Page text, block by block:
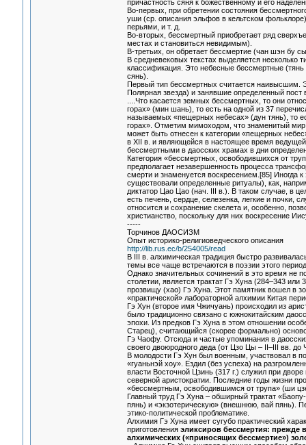
причастность сяня к божественному и его
Во-первых, при обретении состояния
уши (ср. описания эльфов в кельтском
перьями, и т. д.
Во-вторых, бессмертный приобретает ряд
местах и становиться невидимым).
В-третьих, он обретает бессмертие (чан шэн бу
В средневековых текстах выделяется несколько
классификация. Это небесные бессмертные
сянь).
Первый тип бессмертных считается
Полярная звезда) и занявшие определенный пост
....Что касается земных бессмертных, то они
горах» (мин шань), то есть на одной из 37
называемых «пещерных небесах» (дун тянь), то
горах». Отметим мимоходом, что знаменитый
может быть отнесен к категории «пещерных
в XII в. и являющейся в настоящее время
бессмертными в даосских храмах в дни
Категория «бессмертных, освободившихся от
предполагает незавершенность процесса
смерти и знаменуется воскресением.[85] Иногда
существовали определенные ритуалы), как,
диктатор Цао Цао (нач. III в.). В таком случае, в
есть печень, сердце, селезенка, легкие и почки,
относится и сохранение скелета и, особенно,
христианство, поскольку для них воскресение
-----
Торчинов ДАОСИЗМ
Опыт историко-религиоведческого описания
http://lib.rus.ec/b/254005/read
В III в. алхимическая традиция быстро
темы все чаще встречаются в поэзии этого
Однако значительных сочинений в это время
столетии, является трактат Гэ Хуна (284–343
прозвищу (хао) Гэ Хуна. Этот памятник вошел в
«практической» лабораторной алхимии Китая
Гэ Хун (второе имя Чжичуань) происходил из
было традиционно связано с южнокитайским
эпохи. Из предков Гэ Хуна в этом отношении
Старец), считающийся (скорее формально)
Гэ Чаофу. Отсюда и частые упоминания в
своего двоюродного деда (от Цзо Цы – II–III вв.
В молодости Гэ Хун был военным, участвовал в
«гуаньнэй хоу». Ездил (без успеха) на
власти Восточной Цзинь (317 г.) служил при
северной аристократии. Последние годы жизни
«бессмертным, освободившимся от трупа» (ши
Главный труд Гэ Хуна – обширный трактат
пянь) и «экзотерическую» (внешнюю, вай пянь).
этико-политической проблематике.
Алхимия Гэ Хуна имеет сугубо практический
приготовления эликсиров бессмертия: прежде
алхимических («приносящих бессмертие»)